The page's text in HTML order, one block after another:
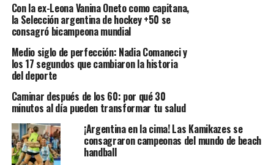
Con la ex-Leona Vanina Oneto como capitana,
la Selección argentina de hockey +50 se
consagró bicampeona mundial
Medio siglo de perfección: Nadia Comaneci y
los 17 segundos que cambiaron la historia
del deporte
Caminar después de los 60: por qué 30
minutos al día pueden transformar tu salud
¡Argentina en la cima! Las Kamikazes se
consagraron campeonas del mundo de beach
handball